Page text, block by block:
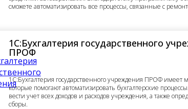
сможете автоматизировать все процессы, связанные с
1С:Бухгалтерия государственного
ПРОФ
1С:Бухгалтерия государственного учреждения ПРОФ имеет
которые помогают автоматизировать бухгалтерские
вести учет всех доходов и расходов учреждения, а также
сборы.